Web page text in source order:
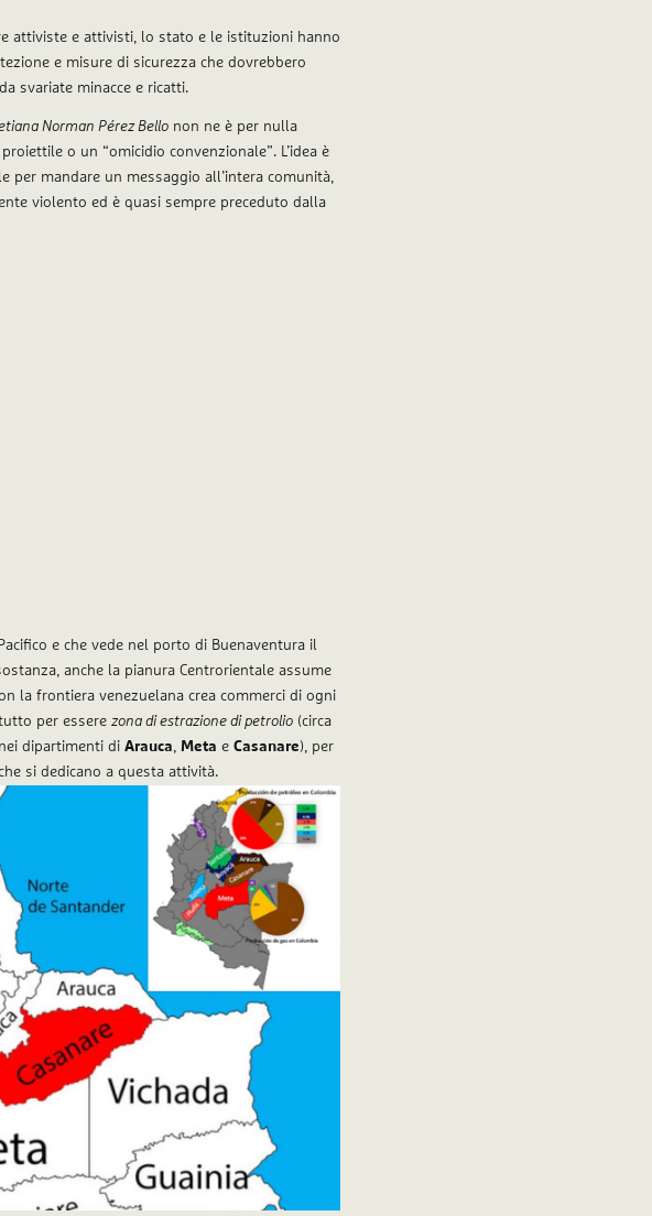
attiviste e attivisti, lo stato e le istituzioni hanno
e misure di sicurezza che dovrebbero
svariate minacce e ricatti.
Norman Pérez Bello non ne è per nulla
o un “omicidio convenzionale”. L’idea è
mandare un messaggio all’intera comunità,
violento ed è quasi sempre preceduto dalla
e che vede nel porto di Buenaventura il
anche la pianura Centrorientale assume
la frontiera venezuelana crea commerci di ogni
per esserezona di estrazione di petrolio (circa
dipartimenti diArauca,Meta eCasanare), per
si dedicano a questa attività.